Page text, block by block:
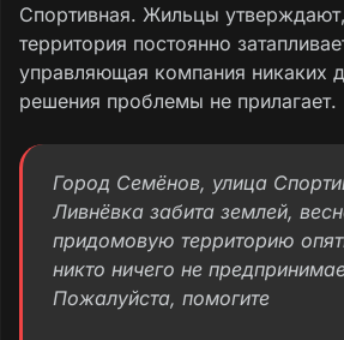
Спортивная. Жильцы
территория постоянно
управляющая компания никаких
решения проблемы не прилагает.
Город Семёнов, улица
Ливнёвка забита землей,
придомовую территорию
никто ничего не
Пожалуйста, помогите